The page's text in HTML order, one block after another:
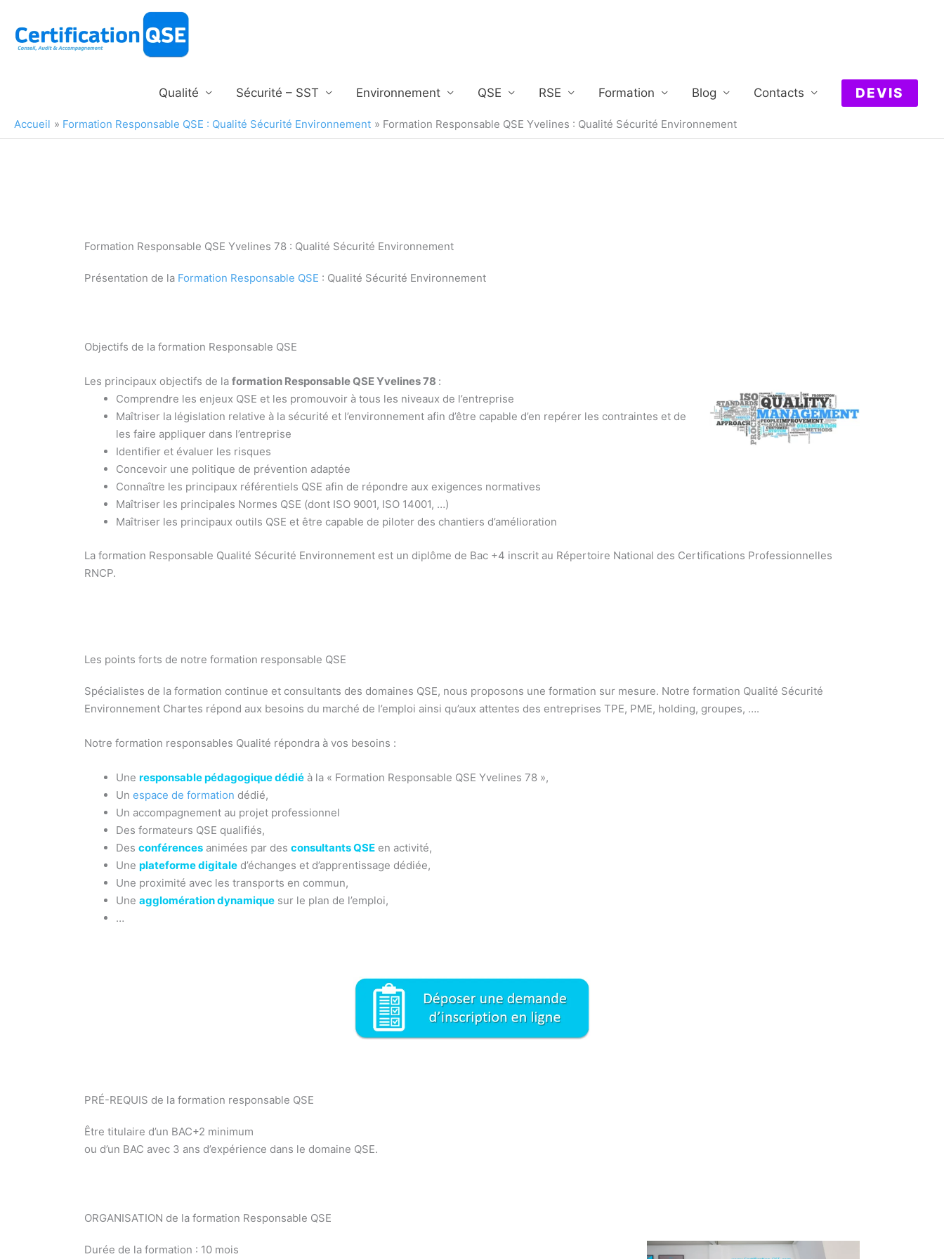
contenu
Qualité Sécurité – SST Environnement QSE RSE Formation Blog Contacts DEVIS
Accueil Formation Responsable QSE : Qualité Sécurité Environnement Formation Responsable QSE Yvelines : Qualité Sécurité Environnement
Formation Responsable QSE Yvelines 78 : Qualité Sécurité Environnement
Présentation de la Formation Responsable QSE : Qualité Sécurité Environnement
Objectifs de la formation Responsable QSE
Les principaux objectifs de laformation Responsable QSE Yvelines 78 :
Comprendre les enjeux QSE et les promouvoir à tous les niveaux de l’entreprise
Maîtriser la législation relative à la sécurité et l’environnement afin d’être capable d’en repérer les contraintes et de
les faire appliquer dans l’entreprise
Identifier et évaluer les risques
Concevoir une politique de prévention adaptée
Connaître les principaux référentiels QSE afin de répondre aux exigences normatives
Maîtriser les principales Normes QSE (dont ISO 9001, ISO 14001, …)
Maîtriser les principaux outils QSE et être capable de piloter des chantiers d’amélioration
La formation Responsable Qualité Sécurité Environnement est un diplôme de Bac +4 inscrit au Répertoire National des Certifications Professionnelles
RNCP.
Les points forts de notre formation responsable QSE
Spécialistes de la formation continue et consultants des domaines QSE, nous proposons une formation sur mesure. Notre formation Qualité Sécurité
Environnement Chartes répond aux besoins du marché de l’emploi ainsi qu’aux attentes des entreprises TPE, PME, holding, groupes, ….
Notre formation responsables Qualité répondra à vos besoins :
Uneresponsable pédagogique dédié à la « Formation Responsable QSE Yvelines 78 »,
Unespace de formation dédié,
Un accompagnement au projet professionnel
Des formateurs QSE qualifiés,
Desconférences animées par desconsultants QSE en activité,
Uneplateforme digitale d’échanges et d’apprentissage dédiée,
Une proximité avec les transports en commun,
Uneagglomération dynamique sur le plan de l’emploi,
…
PRÉ-REQUIS de la formation responsable QSE
Être titulaire d’un BAC+2 minimum
ou d’un BAC avec 3 ans d’expérience dans le domaine QSE.
ORGANISATION de la formation Responsable QSE
Durée de la formation : 10 mois